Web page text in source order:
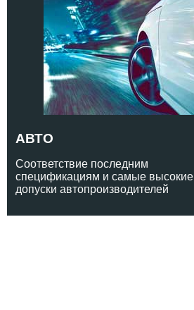
АВТО
Соответствие последним
спецификациям и самые высокие
допуски автопроизводителей